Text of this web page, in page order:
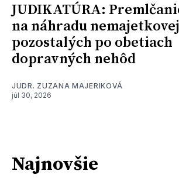
JUDIKATÚRA:
na náhradu
pozostalých po obetiach
dopravných nehôd
JUDR. ZUZANA MAJERIKOVÁ
júl 30, 2026
Najnovšie